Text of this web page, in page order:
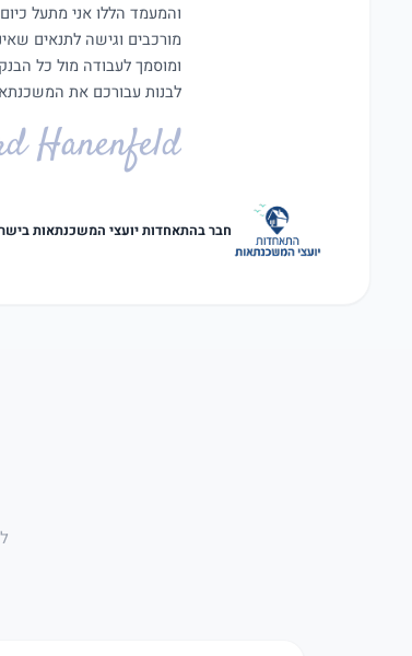
מורכבים וגישה לתנאים
ומוסמך לעבודה מול כל
לבנות עבורכם את
Hanenfeld
חבר בהתאחדות יועצי המשכנתאות